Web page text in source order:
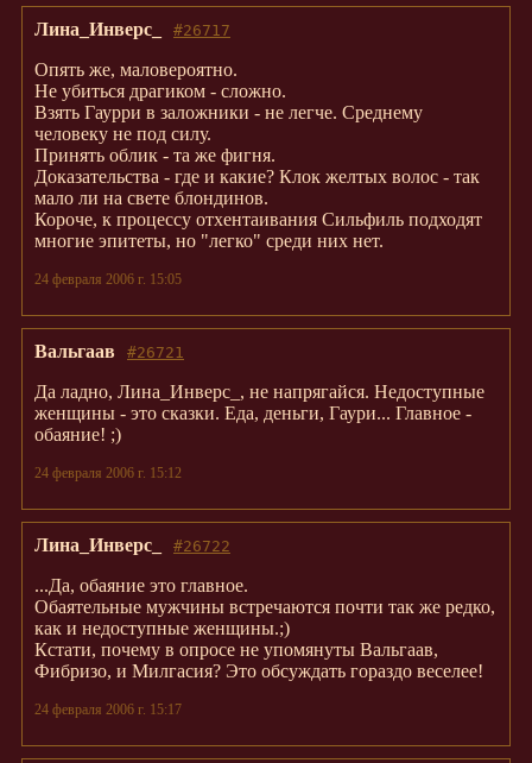
#26717
Лина_Инверс_
Опять же, маловероятно.
Не убиться драгиком - сложно.
Взять Гаурри в заложники - не легче. Среднему
человеку не под силу.
Принять облик - та же фигня.
Доказательства - где и какие? Клок желтых волос - так
мало ли на свете блондинов.
Короче, к процессу отхентаивания Сильфиль подходят
многие эпитеты, но "легко" среди них нет.
24 февраля 2006 г. 15:05
#26721
Вальгаав
Да ладно, Лина_Инверс_, не напрягайся. Недоступные
женщины - это сказки. Еда, деньги, Гаури... Главное -
обаяние! ;)
24 февраля 2006 г. 15:12
#26722
Лина_Инверс_
...Да, обаяние это главное.
Обаятельные мужчины встречаются почти так же редко,
как и недоступные женщины.;)
Кстати, почему в опросе не упомянуты Вальгаав,
Фибризо, и Милгасия? Это обсуждать гораздо веселее!
24 февраля 2006 г. 15:17